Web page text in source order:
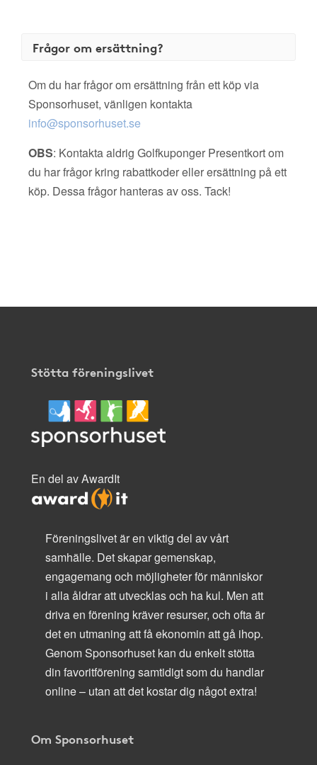
Frågor om ersättning?
Om du har frågor om ersättning från ett köp via
Sponsorhuset, vänligen kontakta
info@sponsorhuset.se
OBS: Kontakta aldrig Golfkuponger Presentkort om
du har frågor kring rabattkoder eller ersättning på ett
köp. Dessa frågor hanteras av oss. Tack!
Stötta föreningslivet
En del av AwardIt
Föreningslivet är en viktig del av vårt
samhälle. Det skapar gemenskap,
engagemang och möjligheter för människor
i alla åldrar att utvecklas och ha kul. Men att
driva en förening kräver resurser, och ofta är
det en utmaning att få ekonomin att gå ihop.
Genom Sponsorhuset kan du enkelt stötta
din favoritförening samtidigt som du handlar
online – utan att det kostar dig något extra!
Om Sponsorhuset